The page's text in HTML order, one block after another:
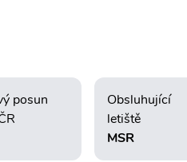
posun
Obsluhující
letiště
MSR